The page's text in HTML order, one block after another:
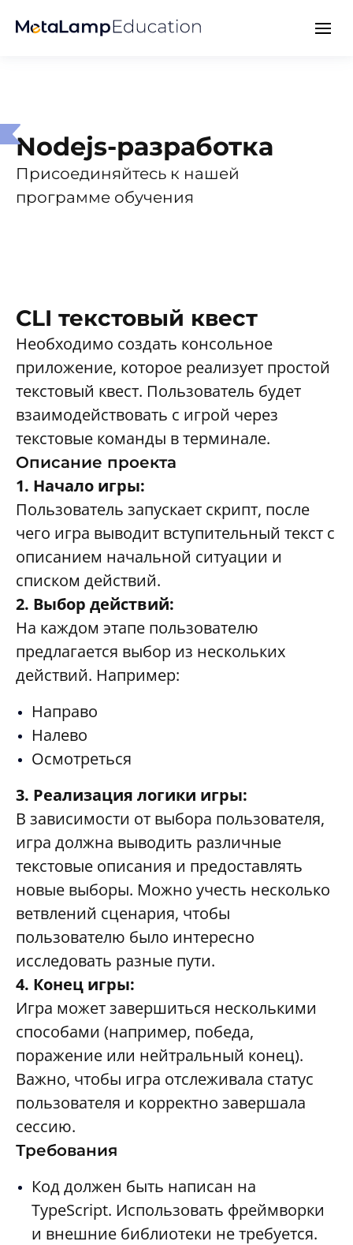
Nodejs-разработка
Присоединяйтесь к нашей
программе обучения
CLI текстовый квест
Необходимо создать консольное
приложение, которое реализует простой
текстовый квест. Пользователь будет
взаимодействовать с игрой через
текстовые команды в терминале.
Описание проекта
1. Начало игры:
Пользователь запускает скрипт, после
чего игра выводит вступительный текст с
описанием начальной ситуации и
списком действий.
2. Выбор действий:
На каждом этапе пользователю
предлагается выбор из нескольких
действий. Например:
Направо
Налево
Осмотреться
3. Реализация логики игры:
В зависимости от выбора пользователя,
игра должна выводить различные
текстовые описания и предоставлять
новые выборы. Можно учесть несколько
ветвлений сценария, чтобы
пользователю было интересно
исследовать разные пути.
4. Конец игры:
Игра может завершиться несколькими
способами (например, победа,
поражение или нейтральный конец).
Важно, чтобы игра отслеживала статус
пользователя и корректно завершала
сессию.
Требования
Код должен быть написан на
TypeScript. Использовать фреймворки
и внешние библиотеки не требуется.